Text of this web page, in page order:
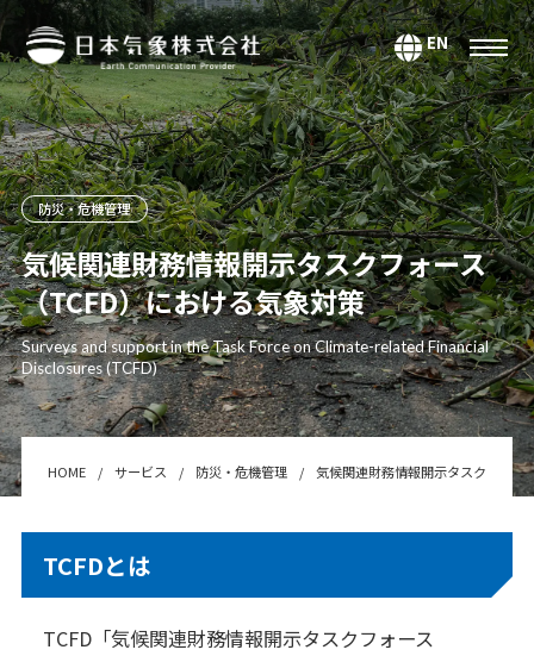
EN
サービス
環境・エネルギー
気候・大気海洋
マーケティング＆アナリティクス
防災・危機管理
データ＆コンテンツ
システムインテグレーション
セミナー・スクール
Webサービス・アプリ
ニュース
2026年
防災・危機管理
気候関連財務情報開示タスクフォース
（TCFD）における気象対策
Surveys and support in the Task Force on Climate-related Financial
Disclosures (TCFD)
HOME サービス 防災・危機管理 気候関連財務情報開示タスクフォー
TCFDとは
TCFD「気候関連財務情報開示タスクフォース